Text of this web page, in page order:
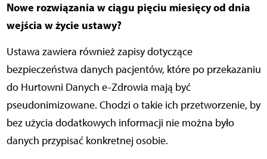
Nowe rozwiązania w ciągu pięciu miesięcy od dnia
wejścia w życie ustawy?
Ustawa zawiera również zapisy dotyczące
bezpieczeństwa danych pacjentów, które po przekazaniu
do Hurtowni Danych e-Zdrowia mają być
pseudonimizowane. Chodzi o takie ich przetworzenie, by
bez użycia dodatkowych informacji nie można było
danych przypisać konkretnej osobie.